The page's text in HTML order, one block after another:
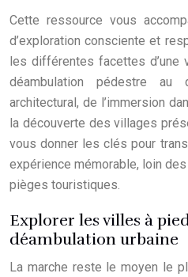
Cette ressource vous
d’exploration consciente et
les différentes facettes d’une
déambulation pédestre au
architectural, de l’immersion
la découverte des villages
vous donner les clés pour
expérience mémorable, loin
pièges touristiques.
Explorer les villes à
déambulation urbaine
La marche reste le moyen le